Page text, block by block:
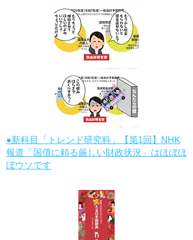
●新科目「トレンド研究科」【第1回】NHK
報道「国債に頼る厳しい財政状況」はほぼほ
ぼウソです